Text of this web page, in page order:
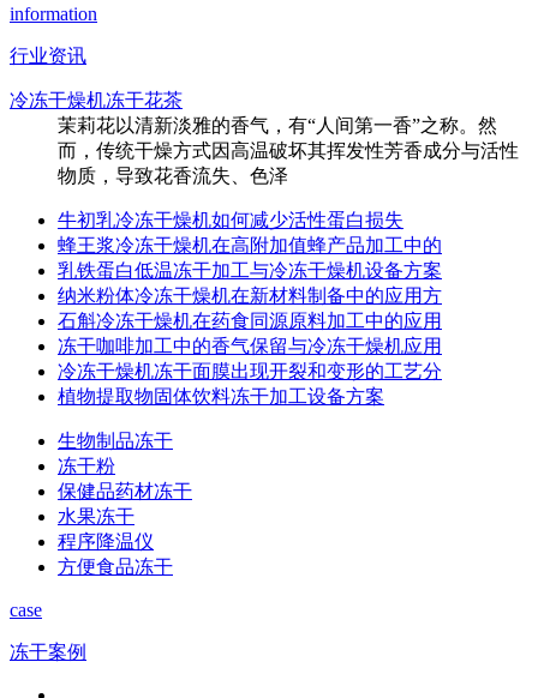
information
行业资讯
冷冻干燥机冻干花茶
茉莉花以清新淡雅的香气，有“人间第一香”之称。然
而，传统干燥方式因高温破坏其挥发性芳香成分与活性
物质，导致花香流失、色泽
牛初乳冷冻干燥机如何减少活性蛋白损失
蜂王浆冷冻干燥机在高附加值蜂产品加工中的
乳铁蛋白低温冻干加工与冷冻干燥机设备方案
纳米粉体冷冻干燥机在新材料制备中的应用方
石斛冷冻干燥机在药食同源原料加工中的应用
冻干咖啡加工中的香气保留与冷冻干燥机应用
冷冻干燥机冻干面膜出现开裂和变形的工艺分
植物提取物固体饮料冻干加工设备方案
生物制品冻干
冻干粉
保健品药材冻干
水果冻干
程序降温仪
方便食品冻干
case
冻干案例